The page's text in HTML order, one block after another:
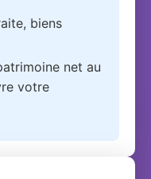
biens
net au
votre